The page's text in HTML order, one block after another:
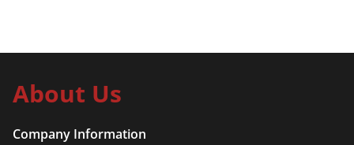
About Us
Company Information